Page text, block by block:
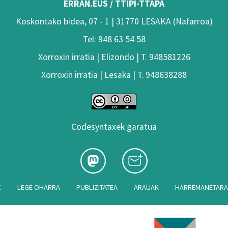
ERRAN.EUS / TTIPI-TTAPA
Koskontako bidea, 07 - 1 | 31770 LESAKA (Nafarroa)
Tel: 948 63 54 58
Xorroxin irratia | Elizondo | T. 948581226
Xorroxin irratia | Lesaka | T. 948638288
Codesyntaxek garatua
LEGE OHARRA PUBLIZITATEA ARAUAK